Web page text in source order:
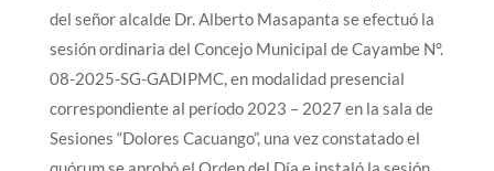
del señor alcalde Dr. Alberto Masapanta se efectuó la
sesión ordinaria del Concejo Municipal de Cayambe N°.
08-2025-SG-GADIPMC, en modalidad presencial
correspondiente al período 2023 – 2027 en la sala de
Sesiones “Dolores Cacuango”, una vez constatado el